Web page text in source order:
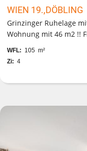
WIEN 19.,DÖBLING
Grinzinger Ruhelage
Wohnung mit 46 m2 !!
WFL: 105 m²
Zi: 4